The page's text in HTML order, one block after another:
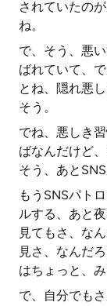
されていたの
ね。
で、そう、悪
ばれていて、
とね、隠れ悪
そう。
でね、悪しき
ばなんだけど
そう、あと
もうSNSパト
ルする、あと
見てもさ、な
見さ、なんだ
はちょっと、
で、自分でも